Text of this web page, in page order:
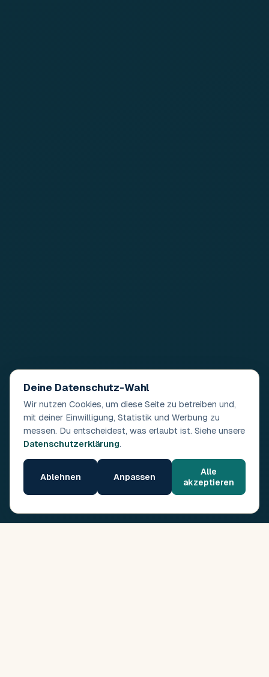
Deine Datenschutz-Wahl
Wir nutzen Cookies, um diese Seite zu betreiben und,
mit deiner Einwilligung, Statistik und Werbung zu
messen. Du entscheidest, was erlaubt ist. Siehe unsere
Datenschutzerklärung.
Ablehnen Anpassen
Alle
akzeptieren